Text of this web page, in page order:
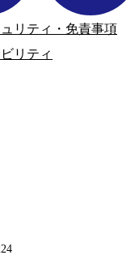
リティ・免責事項
リティ